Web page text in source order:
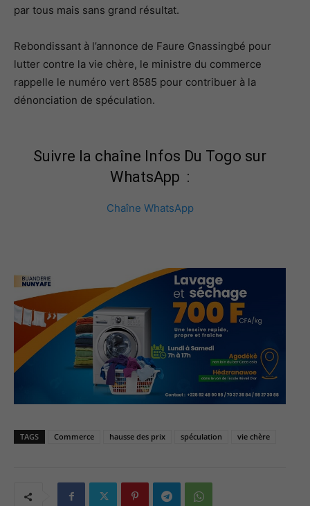
par tous mais sans grand résultat.
Rebondissant à l’annonce de Faure Gnassingbé pour
lutter contre la vie chère, le ministre du commerce
rappelle le numéro vert 8585 pour contribuer à la
dénonciation de spéculation.
Suivre la chaîne Infos Du Togo sur
WhatsApp :
Chaîne WhatsApp
TAGS Commerce hausse des prix spéculation vie chère